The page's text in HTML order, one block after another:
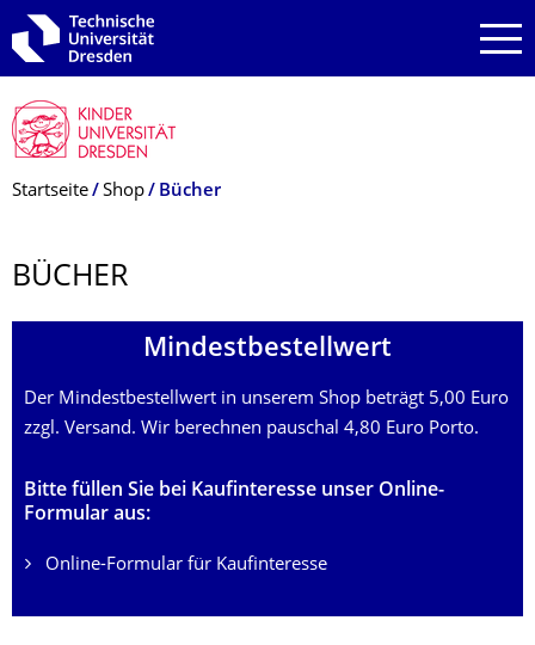
Zur Hauptnavigation springen
Zur Suche springen
Zum Inhalt springen
Breadcrumb-Menü
Startseite Shop Bücher
BÜCHER
Mindestbestell­wert
Der Mindestbestellwert in unserem Shop beträgt 5,00 Euro
zzgl. Versand. Wir berechnen pauschal 4,80 Euro Porto.
Bitte füllen Sie bei Kaufinteresse unser Online-
Formular aus:
Online-Formular für Kaufinteresse